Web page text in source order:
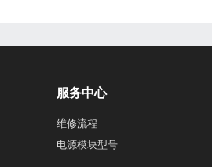
服务中心
维修流程
电源模块型号